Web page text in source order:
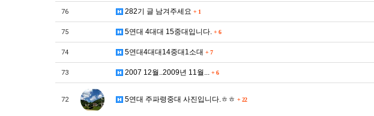
76 282기 글 남겨주세요 + 1
75 5연대 4대대 15중대입니다. + 6
74 5연대4대대14중대1소대 + 7
73 2007 12월..2009년 11월... + 6
72 5연대 주파령중대 사진입니다.ㅎㅎ + 22